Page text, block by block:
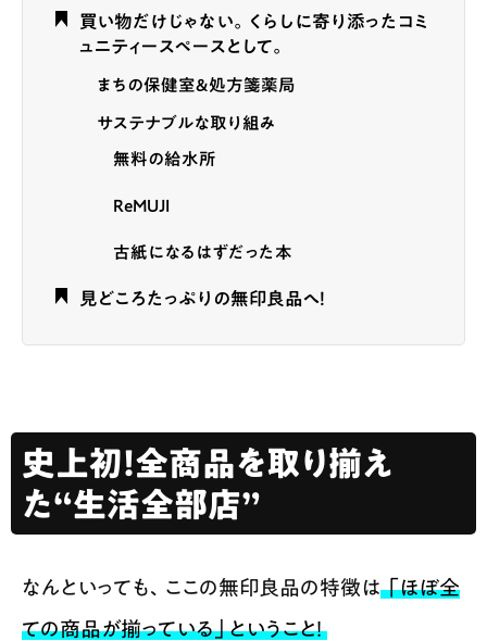
買い物だけじゃない。くらしに寄り添ったコミ
ュニティースペースとして。
まちの保健室＆処方箋薬局
サステナブルな取り組み
無料の給水所
ReMUJI
古紙になるはずだった本
見どころたっぷりの無印良品へ！
史上初！全商品を取り揃え
た“生活全部店”
なんといっても、ここの無印良品の特徴は 「ほぼ全
ての商品が揃っている」ということ！